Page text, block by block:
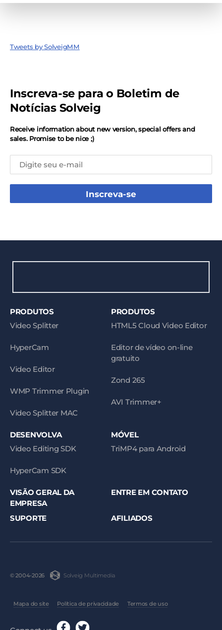
Tweets by SolveigMM
Inscreva-se para o Boletim de
Notícias Solveig
Receive information about new version, special offers and
sales. Promise to be nice ;)
Inscreva-se
PRODUTOS
Video Splitter
HyperCam
Video Editor
WMP Trimmer Plugin
Video Splitter MAC
PRODUTOS
HTML5 Cloud Video Editor
Editor de vídeo on-line
gratuito
Zond 265
AVI Trimmer+
DESENVOLVA
Video Editing SDK
HyperCam SDK
MÓVEL
TriMP4 para Android
VISÃO GERAL DA
EMPRESA
ENTRE EM CONTATO
SUPORTE AFILIADOS
© 2004-2026 Solveig Multimedia
Mapa do site Política de privacidade Termos de uso